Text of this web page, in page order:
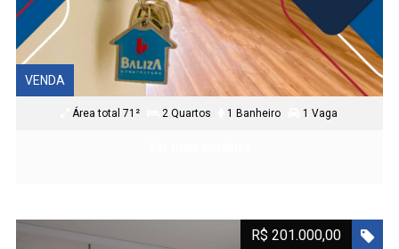
VENDA
Área total 71² 2 Quartos 1 Banheiro 1 Vaga
R$ 201.000,00